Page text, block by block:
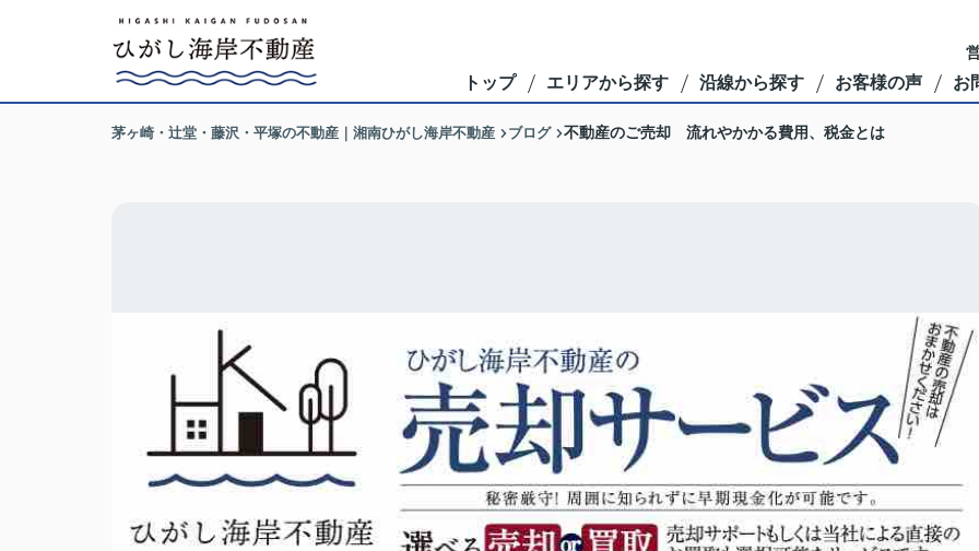
トップ エリアから探す 沿線から探す お客様の声 お
茅ヶ崎・辻堂・藤沢・平塚の不動産｜湘南ひがし海岸不動産 ブログ 不動産のご売却 流れやかかる費用、税金とは